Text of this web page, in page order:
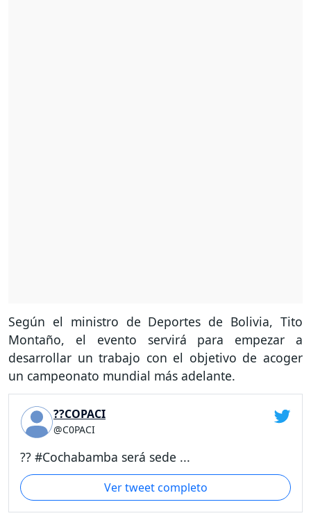
Según el ministro de Deportes de Bolivia, Tito
Montaño, el evento servirá para empezar a
desarrollar un trabajo con el objetivo de acoger
un campeonato mundial más adelante.
??COPACI
@C0PACI
?? #Cochabamba será sede ...
Ver tweet completo